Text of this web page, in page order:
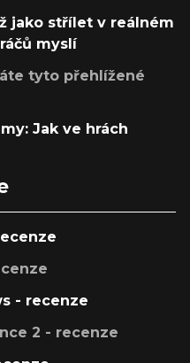
jako střílet v reálném
myslí
tyto přehlížené
Jak ve hrách
- recenze
2 - recenze